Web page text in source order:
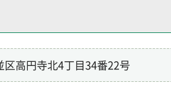
区高円寺北4丁目34番22号